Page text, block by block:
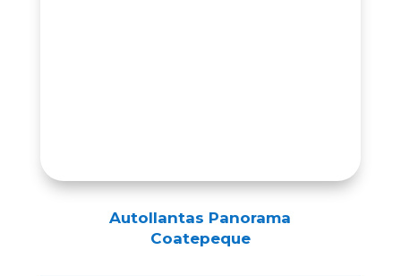
Autollantas Panorama
Coatepeque